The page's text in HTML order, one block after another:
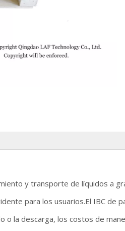
y transporte de líquidos a
para los usuarios.El IBC de
la descarga, los costos de